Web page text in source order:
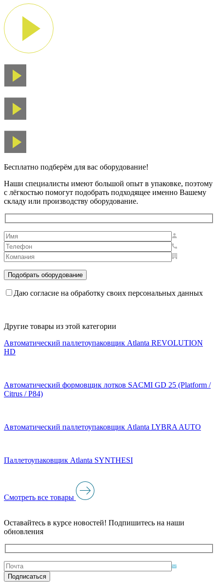
Бесплатно подберём для вас оборудование!
Наши специалисты имеют большой опыт в упаковке, поэтому
с лёгкостью помогут подобрать подходящее именно Вашему
складу или производству оборудование.
Даю согласие на обработку своих персональных данных
Другие товары из этой категории
Автоматический паллетоупаковщик Atlanta REVOLUTION
HD
Автоматический формовщик лотков SACMI GD 25 (Platform /
Citrus / P84)
Автоматический паллетоупаковщик Atlanta LYBRA AUTO
Паллетоупаковщик Atlanta SYNTHESI
Смотреть все товары
Оставайтесь в курсе новостей! Подпишитесь на наши
обновления